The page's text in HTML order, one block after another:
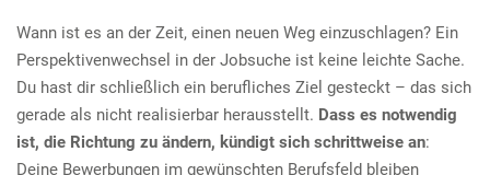
Wann ist es an der Zeit, einen neuen Weg einzuschlagen? Ein
Perspektivenwechsel in der Jobsuche ist keine leichte Sache.
Du hast dir schließlich ein berufliches Ziel gesteckt – das sich
gerade als nicht realisierbar herausstellt. Dass es notwendig
ist, die Richtung zu ändern, kündigt sich schrittweise an:
Deine Bewerbungen im gewünschten Berufsfeld bleiben